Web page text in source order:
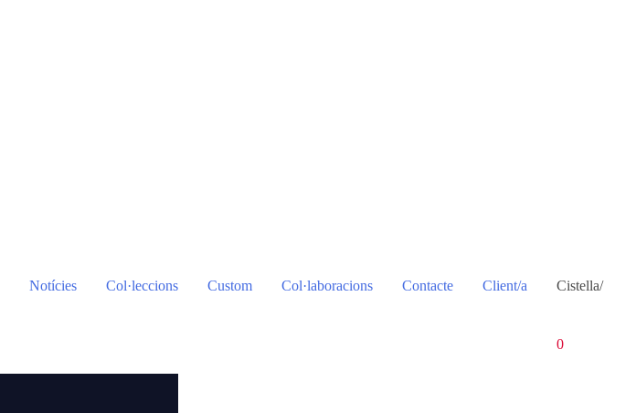
Notícies Col·leccions Custom Col·laboracions Contacte Client/a Cistella/
0